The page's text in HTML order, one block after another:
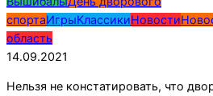
09-
14
спортаИгрыКлассикиНовости
область
14.09.2021
Нельзя не констатировать, что